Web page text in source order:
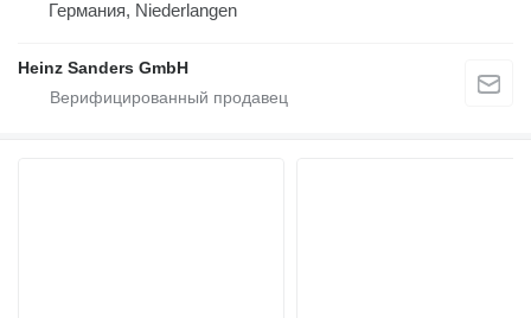
Германия, Niederlangen
Heinz Sanders GmbH